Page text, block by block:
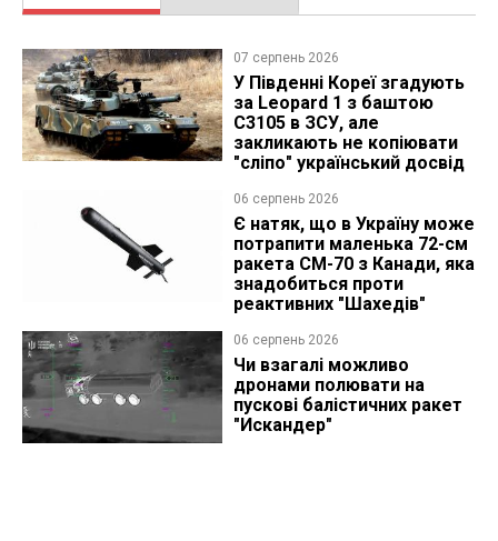
07 серпень 2026
У Південні Кореї згадують
за Leopard 1 з баштою
C3105 в ЗСУ, але
закликають не копіювати
"сліпо" український досвід
06 серпень 2026
Є натяк, що в Україну може
потрапити маленька 72-см
ракета CM-70 з Канади, яка
знадобиться проти
реактивних "Шахедів"
06 серпень 2026
Чи взагалі можливо
дронами полювати на
пускові балістичних ракет
"Искандер"